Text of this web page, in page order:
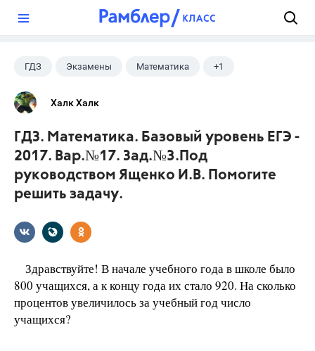
ГДЗ Экзамены Математика +1
Ященко И.В.
Халк Халк
ГДЗ. Математика. Базовый уровень ЕГЭ -
2017. Вар.№17. Зад.№3.Под
руководством Ященко И.В. Помогите
решить задачу.
Здравствуйте! В начале учебного года в школе было
800 учащихся, а к концу года их стало 920. На сколько
процентов увеличилось за учебный год число
учащихся?